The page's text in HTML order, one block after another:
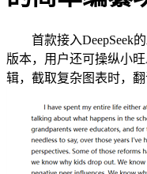
首款接入DeepSeek的
版本，用户还可操纵小
辑，截取复杂图表时，翻